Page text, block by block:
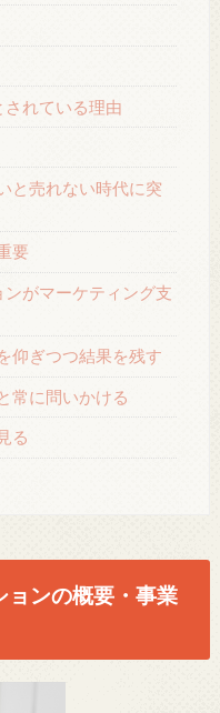
されている理由
と売れない時代に突
要
がマーケティング支
仰ぎつつ結果を残す
常に問いかける
る
ョンの概要・事業